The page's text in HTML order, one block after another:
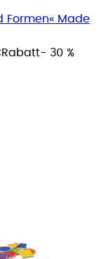
Formen« Made
Rabatt- 30 %